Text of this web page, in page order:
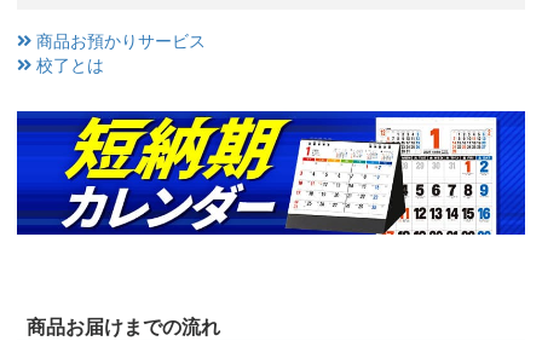
商品お預かりサービス
校了とは
商品お届けまでの流れ